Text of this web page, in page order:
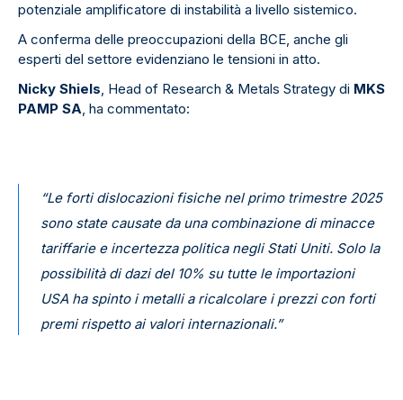
potenziale amplificatore di instabilità a livello sistemico.
A conferma delle preoccupazioni della BCE, anche gli
esperti del settore evidenziano le tensioni in atto.
Nicky Shiels, Head of Research & Metals Strategy di MKS
PAMP SA, ha commentato:
“Le forti dislocazioni fisiche nel primo trimestre 2025
sono state causate da una combinazione di minacce
tariffarie e incertezza politica negli Stati Uniti. Solo la
possibilità di dazi del 10% su tutte le importazioni
USA ha spinto i metalli a ricalcolare i prezzi con forti
premi rispetto ai valori internazionali.”